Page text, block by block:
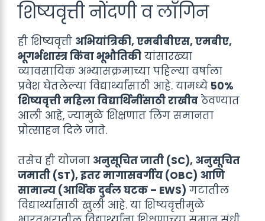
शिष्यवृत्ती नोंदणी व लॉगिन
ही शिष्यवृत्ती अभियांत्रिकी, एमबीबीएस, एमबीए,
भूगर्भशास्त्र किंवा भूभौतिकी यांसारख्या
व्यावसायिक अभ्यासक्रमाच्या पहिल्या वर्षाला
प्रवेश घेतलेल्या विद्यार्थ्यांसाठी आहे. यामध्ये 50%
शिष्यवृत्ती महिला विद्यार्थिनींसाठी राखीव ठेवण्यात
आली आहे, ज्यामुळे शिक्षणात लिंग समानता
प्रोत्साहन दिले जाते.
तसेच ही योजना अनुसूचित जाती (SC), अनुसूचित
जमाती (ST), इतर मागासवर्गीय (OBC) आणि
सामान्य (आर्थिक दुर्बल घटक – EWS) गटातील
विद्यार्थ्यांसाठी खुली आहे. या शिष्यवृत्तीमुळे